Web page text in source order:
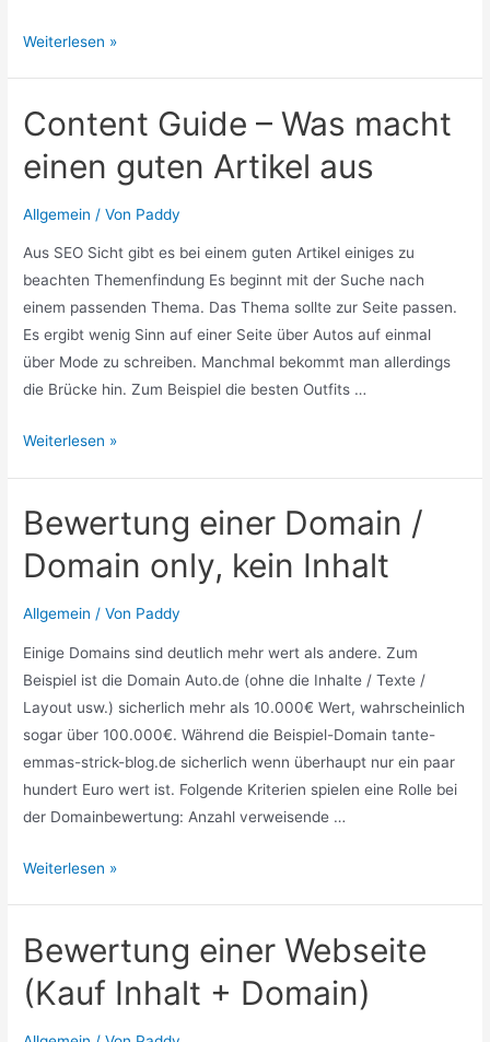
Neue
Cloudflare
einrichten
Weiterlesen »
Content Guide – Was macht
einen guten Artikel aus
Allgemein / Von Paddy
Aus SEO Sicht gibt es bei einem guten Artikel einiges zu
beachten Themenfindung Es beginnt mit der Suche nach
einem passenden Thema. Das Thema sollte zur Seite passen.
Es ergibt wenig Sinn auf einer Seite über Autos auf einmal
über Mode zu schreiben. Manchmal bekommt man allerdings
die Brücke hin. Zum Beispiel die besten Outfits …
Content
Was
einen
aus
Weiterlesen »
Bewertung einer Domain /
Domain only, kein Inhalt
Allgemein / Von Paddy
Einige Domains sind deutlich mehr wert als andere. Zum
Beispiel ist die Domain Auto.de (ohne die Inhalte / Texte /
Layout usw.) sicherlich mehr als 10.000€ Wert, wahrscheinlich
sogar über 100.000€. Während die Beispiel-Domain tante-
emmas-strick-blog.de sicherlich wenn überhaupt nur ein paar
hundert Euro wert ist. Folgende Kriterien spielen eine Rolle bei
der Domainbewertung: Anzahl verweisende …
Bewertung
Domain
only,
Weiterlesen »
Bewertung einer Webseite
(Kauf Inhalt + Domain)